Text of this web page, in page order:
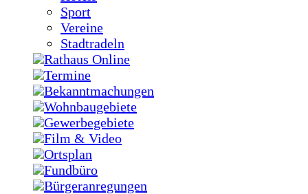
Sport
Vereine
Stadtradeln
Rathaus Online
Termine
Bekanntmachungen
Wohnbaugebiete
Gewerbegebiete
Film & Video
Ortsplan
Fundbüro
Bürgeranregungen